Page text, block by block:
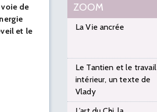
voie de
et le
ZOOM
La Vie ancrée
Le Tantien et le travail
intérieur, un texte de
Vlady